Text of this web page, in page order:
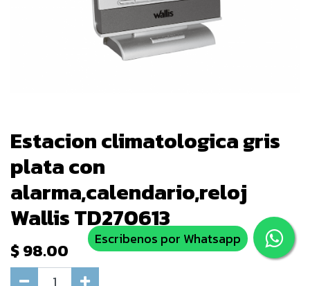
Estacion climatologica gris
plata con
alarma,calendario,reloj
Wallis TD270613
$98.00
Escribenos por Whatsapp